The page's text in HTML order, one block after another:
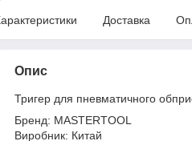
Доставка
Опис
Тригер для пневматичного
Бренд: MASTERTOOL
Виробник: Китай